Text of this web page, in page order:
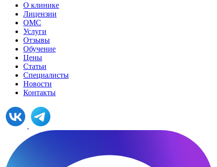
О клинике
Лицензии
ОМС
Услуги
Отзывы
Обучение
Цены
Статьи
Специалисты
Новости
Контакты